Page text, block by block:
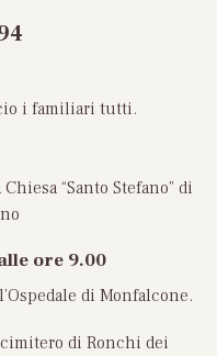
i familiari tutti.
“Santo Stefano” di
ore 9.00
di Monfalcone.
di Ronchi dei